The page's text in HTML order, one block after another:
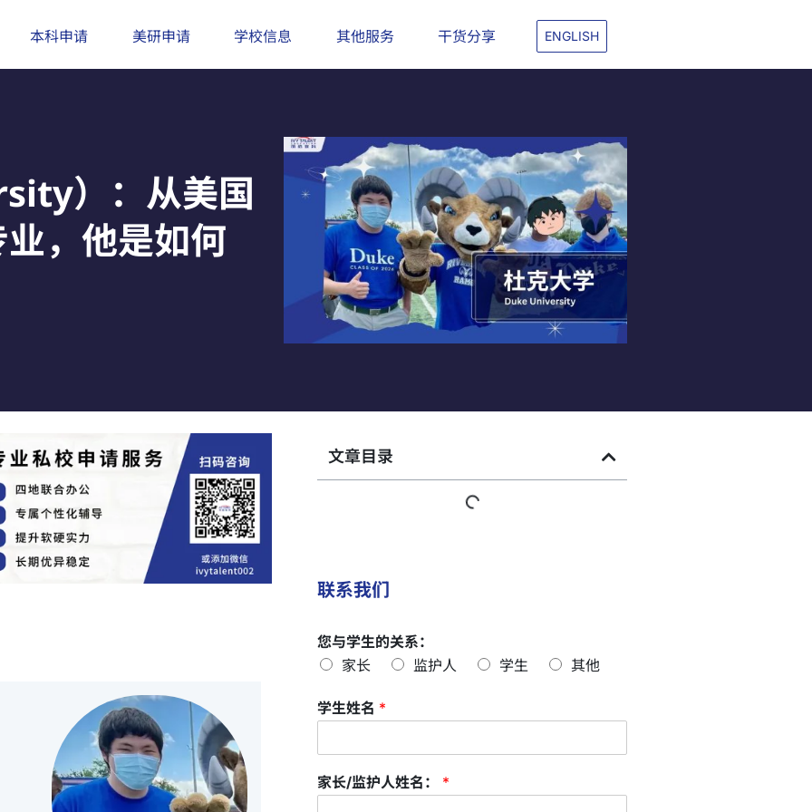
本科申请 美研申请 学校信息 其他服务 干货分享 ENGLISH
）：从美国
，他是如何
文章目录
联系我们
您与学生的关系：
家长
监护人 学生 其他
学生姓名 *
家长/监护人姓名： *